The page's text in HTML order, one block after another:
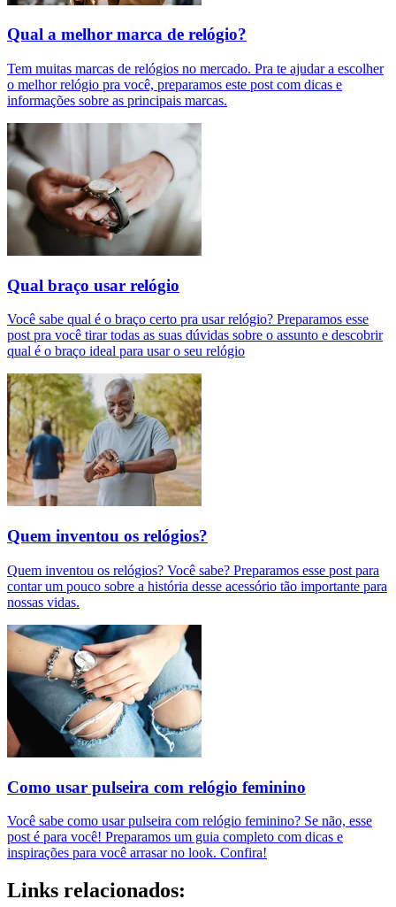
Qual a melhor marca de relógio?
Tem muitas marcas de relógios no mercado. Pra te ajudar a escolher
o melhor relógio pra você, preparamos este post com dicas e
informações sobre as principais marcas.
Qual braço usar relógio
Você sabe qual é o braço certo pra usar relógio? Preparamos esse
post pra você tirar todas as suas dúvidas sobre o assunto e descobrir
qual é o braço ideal para usar o seu relógio
Quem inventou os relógios?
Quem inventou os relógios? Você sabe? Preparamos esse post para
contar um pouco sobre a história desse acessório tão importante para
nossas vidas.
Como usar pulseira com relógio feminino
Você sabe como usar pulseira com relógio feminino? Se não, esse
post é para você! Preparamos um guia completo com dicas e
inspirações para você arrasar no look. Confira!
Links relacionados: